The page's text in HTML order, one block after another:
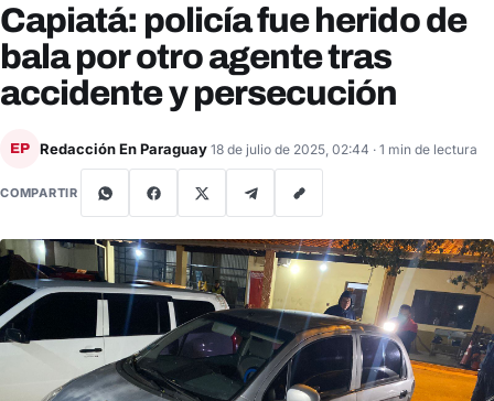
Capiatá: policía fue herido de
bala por otro agente tras
accidente y persecución
EP Redacción En Paraguay 18 de julio de 2025, 02:44 · 1 min de lectura
COMPARTIR